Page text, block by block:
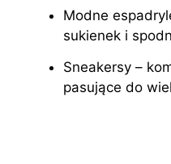
Modne
sukienek i
Sneakersy –
pasujące do